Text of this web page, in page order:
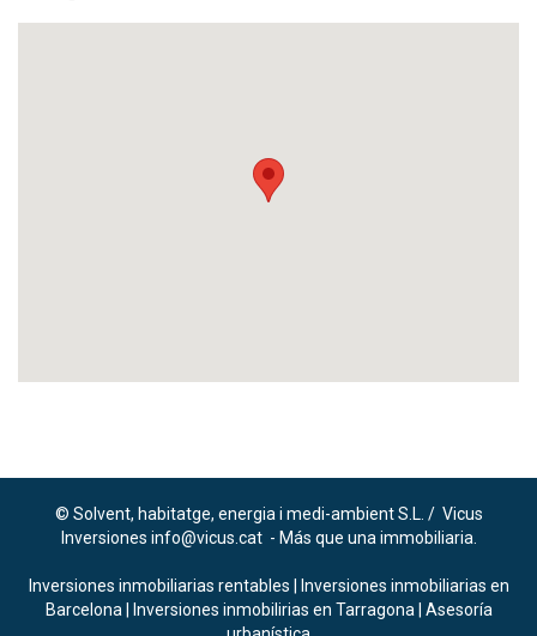
© Solvent, habitatge, energia i medi-ambient S.L. / Vicus
Inversiones info@vicus.cat - Más que una immobiliaria.
Inversiones inmobiliarias rentables
Inversiones inmobiliarias en
Barcelona| Inversiones inmobilirias en Tarragona| Asesoría